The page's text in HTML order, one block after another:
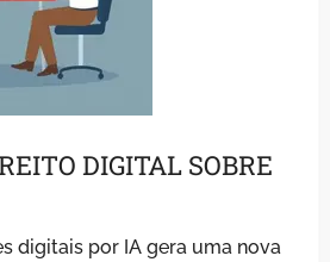
DIGITAL SOBRE
digitais por IA gera uma nova